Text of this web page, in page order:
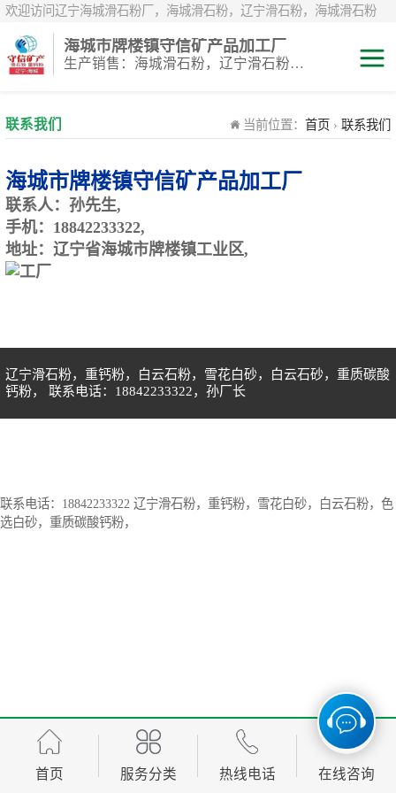
欢迎访问辽宁海城滑石粉厂，海城滑石粉，辽宁滑石粉，海城滑石粉
钙粉厂，辽宁白云石粉，海城白云石粉，辽宁鹅卵石，辽宁白鹅卵石，
辽宁雪花白砂，海城雪花白砂，岫岩雪花白砂，辽宁煅烧滑石粉，海城
海城市牌楼镇守信矿产品加工厂
生产销售：海城滑石粉，辽宁滑石粉，重钙粉，海城重钙粉，煅烧滑石颗粒等系列产品
联系我们 当前位置： 首页 › 联系我们
海城市牌楼镇守信矿产品加工厂
联系人： 孙先生,
手机： 18842233322,
地址：辽宁省海城市牌楼镇工业区,
辽宁滑石粉，重钙粉，白云石粉，雪花白砂，白云石砂，重质碳酸
钙粉， 联系电话：18842233322，孙厂长
首页 服务分类 热线电话 在线咨询
雪花白砂
重钙粉
联系电话：18842233322 辽宁滑石粉，重钙粉，雪花白砂，白云石粉，色
选白砂，重质碳酸钙粉，